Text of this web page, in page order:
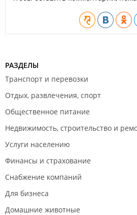
РАЗДЕЛЫ
Транспорт и перевозки
Отдых, развлечения, спорт
Общественное питание
Недвижимость, строительство и
Услуги населению
Финансы и страхование
Снабжение компаний
Для бизнеса
Домашние животные